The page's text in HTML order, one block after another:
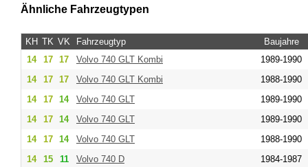
Ähnliche Fahrzeugtypen
KH TK VK Fahrzeugtyp
Baujahre
14
17 17 Volvo 740 GLT Kombi
1989-1990
14
17 17 Volvo 740 GLT Kombi
1988-1990
14
17 14 Volvo 740 GLT
1989-1990
14
17 14 Volvo 740 GLT
1989-1990
14
17 14 Volvo 740 GLT
1988-1990
14
15 11 Volvo 740 D
1984-1987